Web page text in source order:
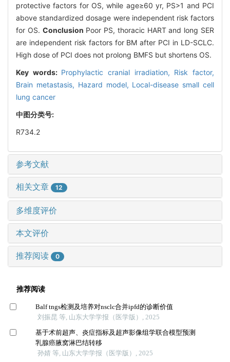
protective factors for OS, while age≥60 yr, PS>1 and PCI
above standardized dosage were independent risk factors
for OS. Conclusion Poor PS, thoracic HART and long SER
are independent risk factors for BM after PCI in LD-SCLC.
High dose of PCI does not prolong BMFS but shortens OS.
Key words: Prophylactic cranial irradiation, Risk factor,
Brain metastasis, Hazard model, Local-disease small cell
lung cancer
中图分类号:
R734.2
参考文献
相关文章 12
多维度评价
本文评价
推荐阅读 0